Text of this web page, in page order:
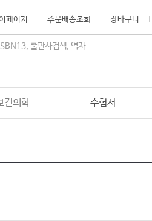
페이지 주문배송조회 장바구니
건의학 수험서